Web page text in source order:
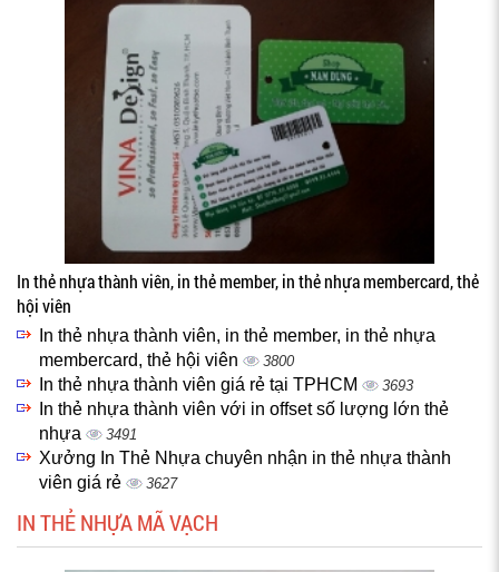
In thẻ nhựa thành viên, in thẻ member, in thẻ nhựa membercard, thẻ
hội viên
In thẻ nhựa thành viên, in thẻ member, in thẻ nhựa
membercard, thẻ hội viên
3800
In thẻ nhựa thành viên giá rẻ tại TPHCM 3693
In thẻ nhựa thành viên với in offset số lượng lớn thẻ
nhựa
3491
Xưởng In Thẻ Nhựa chuyên nhận in thẻ nhựa thành
viên giá rẻ
3627
IN THẺ NHỰA MÃ VẠCH